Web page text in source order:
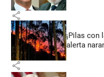
share
¡Pilas con
alerta
share